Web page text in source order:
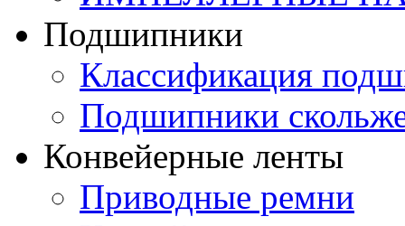
Подшипники
Классификация
Подшипники
Конвейерные ленты
Приводные ремни